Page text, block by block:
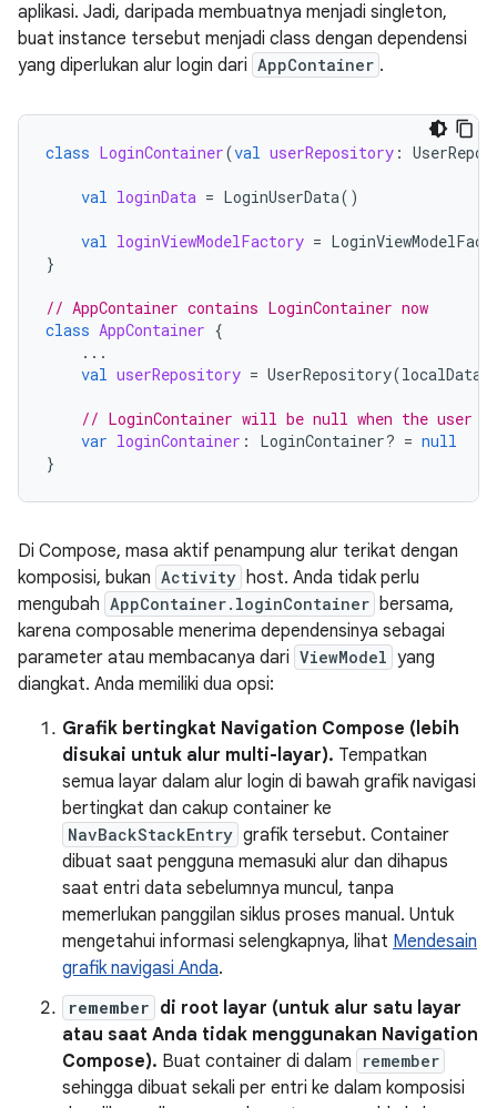
aplikasi. Jadi, daripada membuatnya menjadi singleton,
buat instance tersebut menjadi class dengan dependensi
yang diperlukan alur login dari AppContainer .
class LoginContainer(val userRepository :
val loginData = LoginUserData()
val loginViewModelFactory =
}
// AppContainer contains LoginContainer now
class AppContainer {
...
val userRepository = UserRepository(
// LoginContainer will be null when the user
var loginContainer : LoginContainer? = null
}
Di Compose, masa aktif penampung alur terikat dengan
komposisi, bukan Activity host. Anda tidak perlu
mengubah AppContainer.loginContainer bersama,
karena composable menerima dependensinya sebagai
parameter atau membacanya dari ViewModel yang
diangkat. Anda memiliki dua opsi:
Grafik bertingkat Navigation Compose (lebih
disukai untuk alur multi-layar). Tempatkan
semua layar dalam alur login di bawah grafik navigasi
bertingkat dan cakup container ke
NavBackStackEntry grafik tersebut. Container
dibuat saat pengguna memasuki alur dan dihapus
saat entri data sebelumnya muncul, tanpa
memerlukan panggilan siklus proses manual. Untuk
mengetahui informasi selengkapnya, lihat Mendesain
grafik navigasi Anda.
remember di root layar (untuk alur satu layar
atau saat Anda tidak menggunakan Navigation
Compose). Buat container di dalam remember
sehingga dibuat sekali per entri ke dalam komposisi